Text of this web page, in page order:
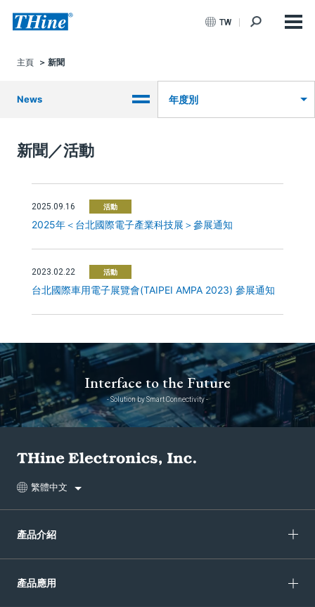
TW
主頁 新聞
News 年度別
新聞／活動
2025.09.16 活動
2025年＜台北國際電子產業科技展＞參展通知
2023.02.22 活動
台北國際車用電子展覽會(TAIPEI AMPA 2023) 參展通知
Interface to the Future
- Solution by Smart Connectivity -
繁體中文
產品介紹
產品應用